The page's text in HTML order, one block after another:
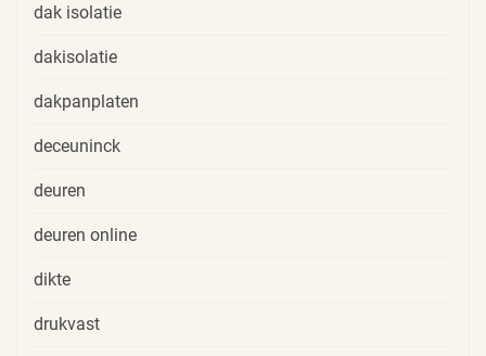
dak isolatie
dakisolatie
dakpanplaten
deceuninck
deuren
deuren online
dikte
drukvast